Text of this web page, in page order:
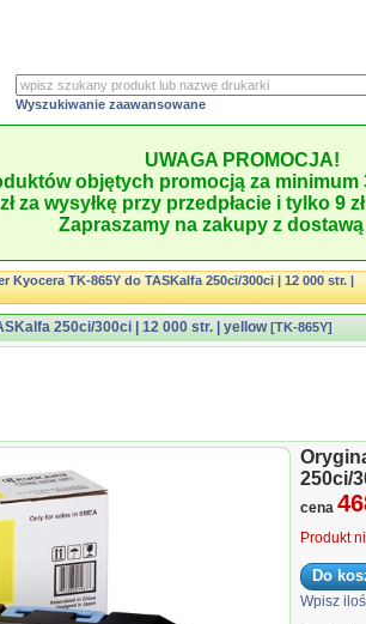
Wyszukiwanie zaawansowane
UWAGA PROMOCJA!
objętych promocją za minimum
za wysyłkę przy przedpłacie i tylko 9
Zapraszamy na zakupy z
Kyocera TK-865Y do TASKalfa 250ci/300ci | 12 000 str. |
250ci/300ci | 12 000 str. | yellow[TK-865Y]
250ci/
cena
Produkt
Wpisz